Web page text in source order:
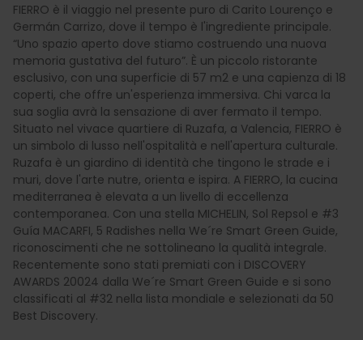
FIERRO è il viaggio nel presente puro di Carito Lourenço e
Germán Carrizo, dove il tempo è l'ingrediente principale.
“Uno spazio aperto dove stiamo costruendo una nuova
memoria gustativa del futuro”. È un piccolo ristorante
esclusivo, con una superficie di 57 m2 e una capienza di 18
coperti, che offre un'esperienza immersiva. Chi varca la
sua soglia avrà la sensazione di aver fermato il tempo.
Situato nel vivace quartiere di Ruzafa, a Valencia, FIERRO è
un simbolo di lusso nell'ospitalità e nell'apertura culturale.
Ruzafa è un giardino di identità che tingono le strade e i
muri, dove l'arte nutre, orienta e ispira. A FIERRO, la cucina
mediterranea è elevata a un livello di eccellenza
contemporanea. Con una stella MICHELIN, Sol Repsol e #3
Guía MACARFI, 5 Radishes nella We´re Smart Green Guide,
riconoscimenti che ne sottolineano la qualità integrale.
Recentemente sono stati premiati con i DISCOVERY
AWARDS 20024 dalla We´re Smart Green Guide e si sono
classificati al #32 nella lista mondiale e selezionati da 50
Best Discovery.